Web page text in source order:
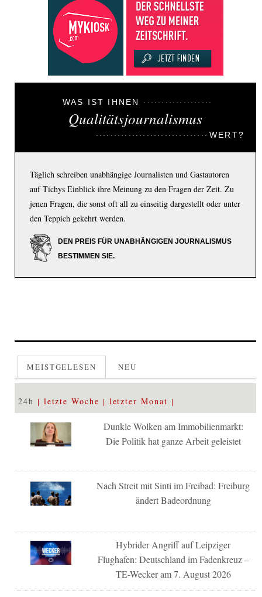
WAS IST IHNEN
Qualitätsjournalismus
WERT?
Täglich schreiben unabhängige Journalisten und Gastautoren
auf Tichys Einblick ihre Meinung zu den Fragen der Zeit. Zu
jenen Fragen, die sonst oft all zu einseitig dargestellt oder unter
den Teppich gekehrt werden.
DEN PREIS FÜR UNABHÄNGIGEN JOURNALISMUS
BESTIMMEN SIE.
MEISTGELESEN NEU
24h letzte Woche letzter Monat
Dunkle Wolken am Immobilienmarkt:
Die Politik hat ganze Arbeit geleistet
Nach Streit mit Sinti im Freibad: Freiburg
ändert Badeordnung
Hybrider Angriff auf Leipziger
Flughafen: Deutschland im Fadenkreuz –
TE-Wecker am 7. August 2026